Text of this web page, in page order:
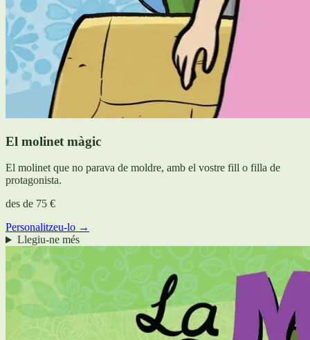
El molinet màgic
El molinet que no parava de moldre, amb el vostre fill o filla de
protagonista.
des de 75 €
Personalitzeu-lo →
Llegiu-ne més